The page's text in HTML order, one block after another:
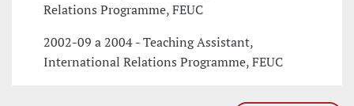
Relations Programme, FEUC
2002-09 a 2004 - Teaching Assistant,
International Relations Programme, FEUC